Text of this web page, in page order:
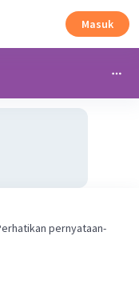
Masuk
pernyataan-